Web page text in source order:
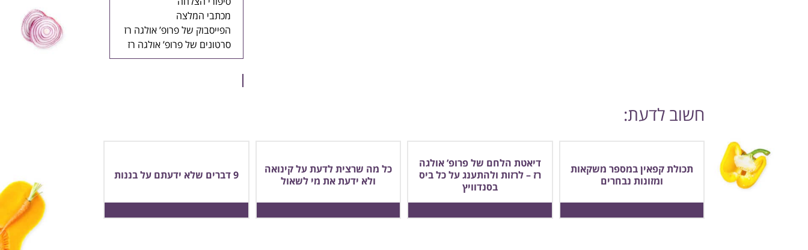
מכתבי המלצה
הפייסבוק של פרופ’ אולגה רז
סרטונים של פרופ’ אולגה רז
חשוב לדעת:
תכולת קפאין במספר משקאות
ומזונות נבחרים
דיאטת הלחם של פרופ’ אולגה
רז – לרזות ולהתענג על כל ביס
בסנדוויץ
כל מה שרצית לדעת על קינואה
ולא ידעת את מי לשאול
9 דברים שלא ידעתם על בננות